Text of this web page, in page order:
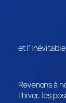
et l’
Revenons à
l’hiver, les